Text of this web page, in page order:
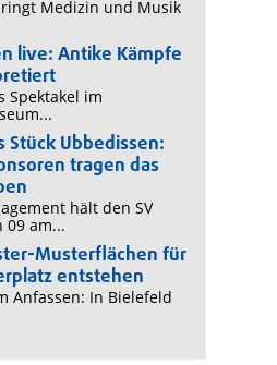
Medizin und Musik
live: Antike Kämpfe
Spektakel im
Stück Ubbedissen:
tragen das
hält den SV
09 am...
Musterflächen für
entstehen
Anfassen: In Bielefeld